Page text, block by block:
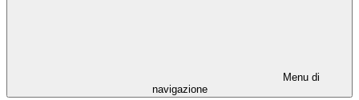
Menu di
navigazione